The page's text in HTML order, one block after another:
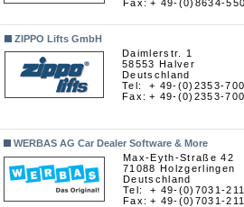
Fax: + 49-(0)8634-
ZIPPO Lifts GmbH
Daimlerstr. 1
58553 Halver
Deutschland
Tel:
Fax:
+ 49-(0)2353-
+ 49-(0)2353-
WERBAS AG Car Dealer Software & More
Max-Eyth-Straße 42
71088 Holzgerlingen
Deutschland
Tel:
Fax:
+ 49-(0)7031-
+ 49-(0)7031-